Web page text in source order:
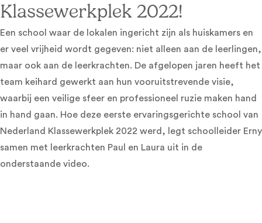
Klassewerkplek 2022!
Een school waar de lokalen ingericht zijn als huiskamers en
er veel vrijheid wordt gegeven: niet alleen aan de leerlingen,
maar ook aan de leerkrachten. De afgelopen jaren heeft het
team keihard gewerkt aan hun vooruitstrevende visie,
waarbij een veilige sfeer en professioneel ruzie maken hand
in hand gaan. Hoe deze eerste ervaringsgerichte school van
Nederland Klassewerkplek 2022 werd, legt schoolleider Erny
samen met leerkrachten Paul en Laura uit in de
onderstaande video.